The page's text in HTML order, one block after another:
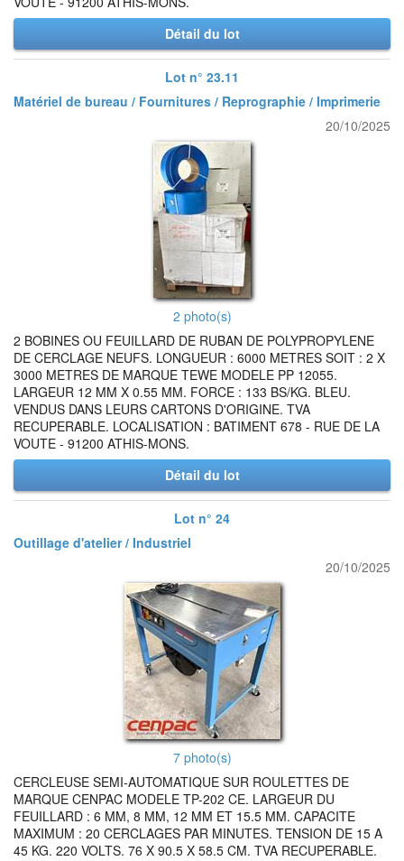
Détail du lot
Lot n° 23.11
Matériel de bureau / Fournitures / Reprographie / Imprimerie
20/10/2025
2 photo(s)
2 BOBINES OU FEUILLARD DE RUBAN DE POLYPROPYLENE
DE CERCLAGE NEUFS. LONGUEUR : 6000 METRES SOIT : 2 X
3000 METRES DE MARQUE TEWE MODELE PP 12055.
LARGEUR 12 MM X 0.55 MM. FORCE : 133 BS/KG. BLEU.
VENDUS DANS LEURS CARTONS D'ORIGINE. TVA
RECUPERABLE. LOCALISATION : BATIMENT 678 - RUE DE LA
VOUTE - 91200 ATHIS-MONS.
Détail du lot
Lot n° 24
Outillage d'atelier / Industriel
20/10/2025
7 photo(s)
CERCLEUSE SEMI-AUTOMATIQUE SUR ROULETTES DE
MARQUE CENPAC MODELE TP-202 CE. LARGEUR DU
FEUILLARD : 6 MM, 8 MM, 12 MM ET 15.5 MM. CAPACITE
MAXIMUM : 20 CERCLAGES PAR MINUTES. TENSION DE 15 A
45 KG. 220 VOLTS. 76 X 90.5 X 58.5 CM. TVA RECUPERABLE.